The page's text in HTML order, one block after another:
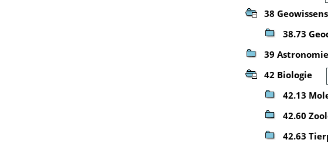
38
38.73
39 Astronomie
42 Biologie
42.13
42.60
42.63